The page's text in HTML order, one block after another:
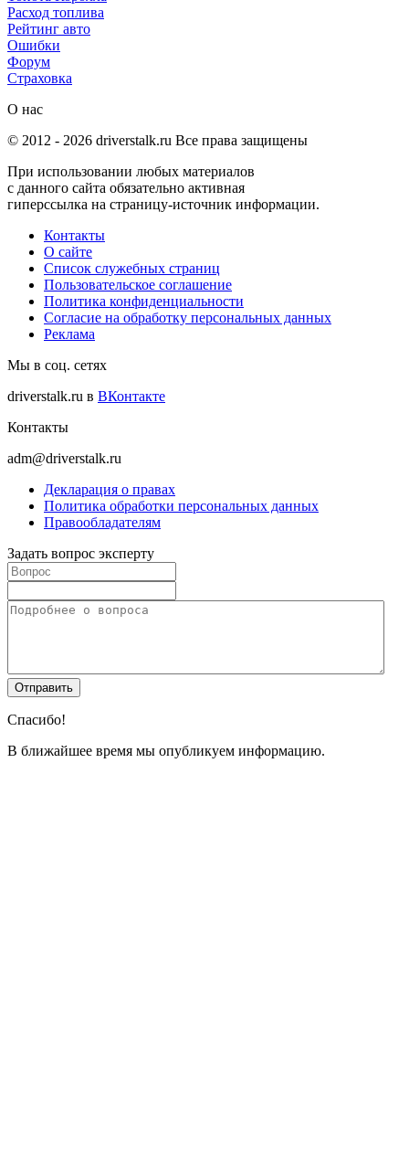
Расход топлива
Рейтинг авто
Ошибки
Форум
Страховка
О нас
© 2012 - 2026 driverstalk.ru Все права защищены
При использовании любых материалов
с данного сайта обязательно активная
гиперссылка на страницу-источник информации.
Контакты
О сайте
Список служебных страниц
Пользовательское соглашение
Политика конфиденциальности
Согласие на обработку персональных данных
Реклама
Мы в соц. сетях
driverstalk.ru в ВКонтакте
Контакты
adm@driverstalk.ru
Декларация о правах
Политика обработки персональных данных
Правообладателям
Задать вопрос эксперту
Спасибо!
В ближайшее время мы опубликуем информацию.